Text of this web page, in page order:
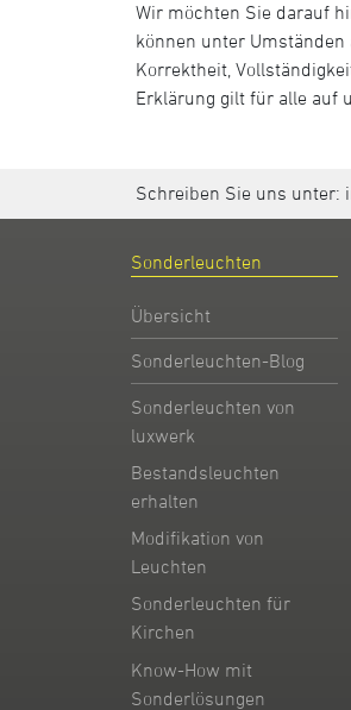
Wir möchten Sie darauf
können unter
Korrektheit,
Erklärung gilt für alle auf
Schreiben Sie uns unter:
Sonderleuchten
Übersicht
Sonderleuchten-Blog
Sonderleuchten von
luxwerk
Bestandsleuchten
erhalten
Modifikation von
Leuchten
Sonderleuchten für
Kirchen
Know-How mit
Sonderlösungen